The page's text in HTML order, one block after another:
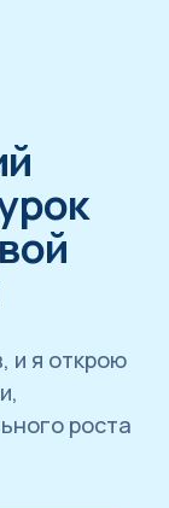
и я открою
роста